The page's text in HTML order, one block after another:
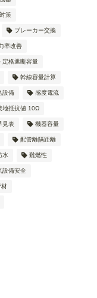
策
ブレーカー交換
率改善
定格遮断容量
幹線容量計算
設備 感度電流
地抵抗値 10Ω
見表 機器容量
配管離隔距離
水 難燃性
設備安全
材